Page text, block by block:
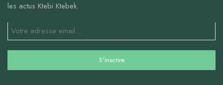
les actus Ktebi Ktebek.